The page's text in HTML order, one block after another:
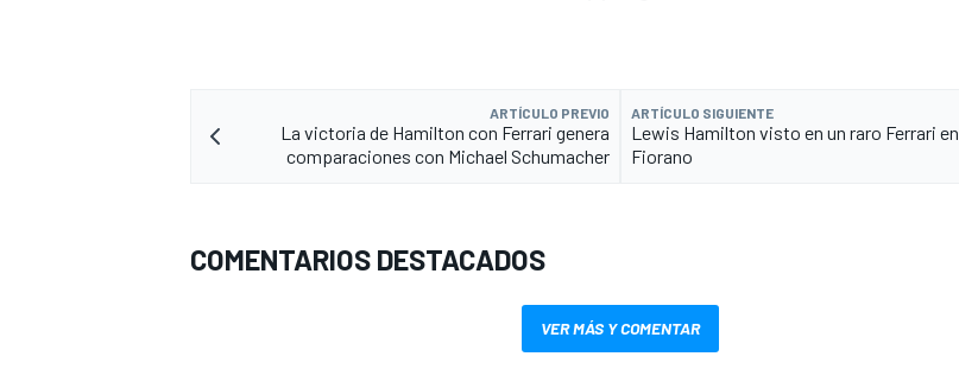
ARTÍCULO PREVIO
La victoria de Hamilton con Ferrari genera
comparaciones con Michael Schumacher
ARTÍCULO SIGUIENTE
Lewis Hamilton visto en un raro Ferrari en
Fiorano
COMENTARIOS DESTACADOS
VER MÁS Y COMENTAR